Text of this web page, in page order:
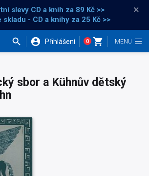
slevy CD a knih za 89 Kč >>
skladu - CD a knihy za 25 Kč >>
×
Přihlášení 0
sbor a Kühnův dětský